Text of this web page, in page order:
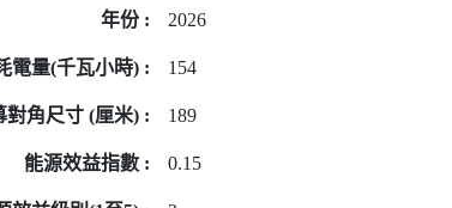
2026
154
189
0.15